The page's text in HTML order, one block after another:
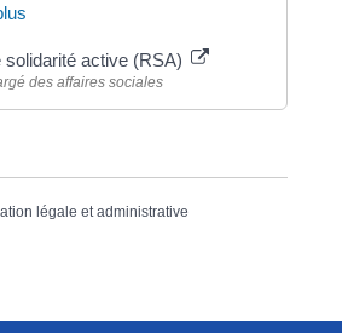
solidarité active (RSA)
des affaires sociales
légale et administrative